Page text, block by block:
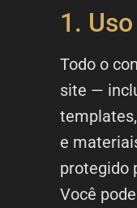
1.
Todo o
site —
e
protegido
Você